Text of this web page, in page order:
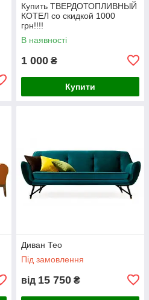
Купить ТВЕРДОТОПЛИВНЫЙ
КОТЕЛ со скидкой 1000
грн!!!!
В наявності
1 000 ₴
Купити
Диван Тео
Під замовлення
від 15 750 ₴